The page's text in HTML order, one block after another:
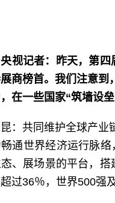
视记者：昨天，第
商榜首。我们注意
在一些国家“筑墙设
：共同维护全球产业
通世界经济运行脉
、展场景的平台，
过36％，世界500强